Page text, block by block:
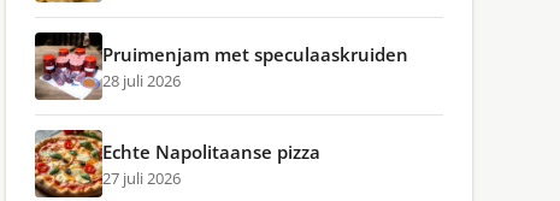
Pruimenjam met speculaaskruiden
28 juli 2026
Echte Napolitaanse pizza
27 juli 2026